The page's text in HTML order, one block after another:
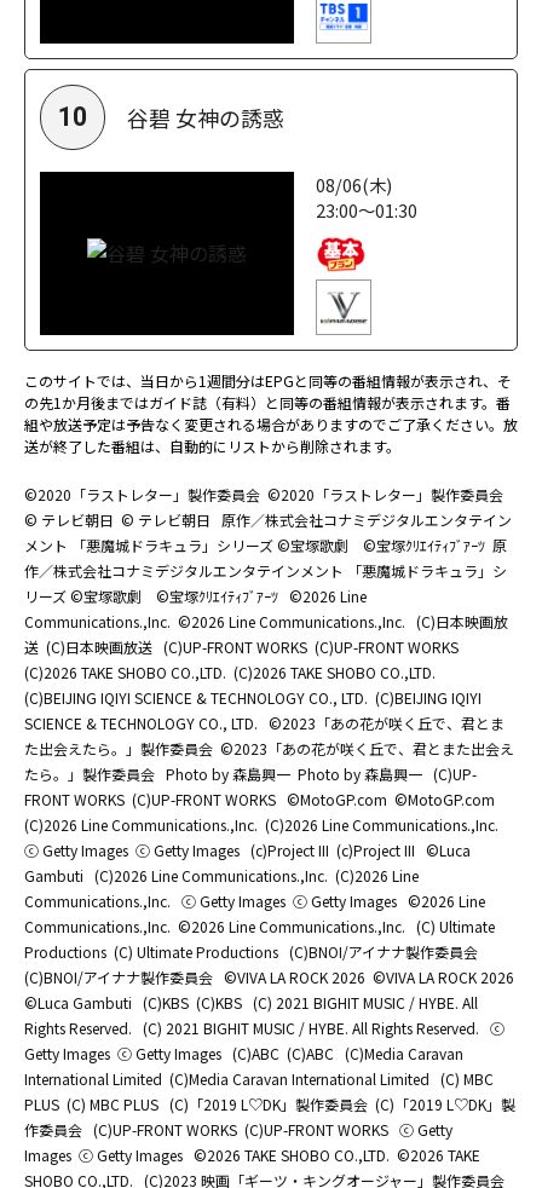
10 谷碧 女神の誘惑
08/06(木)
23:00～01:30
このサイトでは、当日から1週間分はEPGと同等の番組情報が表示され、そ
の先1か月後まではガイド誌（有料）と同等の番組情報が表示されます。番
組や放送予定は予告なく変更される場合がありますのでご了承ください。放
送が終了した番組は、自動的にリストから削除されます。
©2020「ラストレター」製作委員会 ©2020「ラストレター」製作委員会
© テレビ朝日 © テレビ朝日
原作／株式会社コナミデジタルエンタテイン
メント 「悪魔城ドラキュラ」シリーズ ©宝塚歌劇 ©宝塚ｸﾘｴｲﾃｨﾌﾞｱｰﾂ 原
作／株式会社コナミデジタルエンタテインメント 「悪魔城ドラキュラ」シ
リーズ ©宝塚歌劇 ©宝塚ｸﾘｴｲﾃｨﾌﾞｱｰﾂ ©2026 Line
Communications.,Inc. ©2026 Line Communications.,Inc. (C)日本映画放
送 (C)日本映画放送 (C)UP-FRONT WORKS (C)UP-FRONT WORKS
(C)2026 TAKE SHOBO CO.,LTD. (C)2026 TAKE SHOBO CO.,LTD.
(C)BEIJING IQIYI SCIENCE & TECHNOLOGY CO., LTD. (C)BEIJING IQIYI
SCIENCE & TECHNOLOGY CO., LTD. ©2023「あの花が咲く丘で、君とま
た出会えたら。」製作委員会 ©2023「あの花が咲く丘で、君とまた出会え
たら。」製作委員会 Photo by 森島興一 Photo by 森島興一 (C)UP-
FRONT WORKS (C)UP-FRONT WORKS ©MotoGP.com ©MotoGP.com
(C)2026 Line Communications.,Inc. (C)2026 Line Communications.,Inc.
ⓒ Getty Images ⓒ Getty Images (c)Project III (c)Project III ©Luca
Gambuti (C)2026 Line Communications.,Inc. (C)2026 Line
Communications.,Inc. ⓒ Getty Images ⓒ Getty Images ©2026 Line
Communications.,Inc. ©2026 Line Communications.,Inc. (C) Ultimate
Productions (C) Ultimate Productions (C)BNOI/アイナナ製作委員会
(C)BNOI/アイナナ製作委員会 ©️VIVA LA ROCK 2026 ©️VIVA LA ROCK 2026
©Luca Gambuti (C)KBS (C)KBS (C) 2021 BIGHIT MUSIC / HYBE. All
Rights Reserved. (C) 2021 BIGHIT MUSIC / HYBE. All Rights Reserved. ⓒ
Getty Images ⓒ Getty Images (C)ABC (C)ABC (C)Media Caravan
International Limited (C)Media Caravan International Limited (C) MBC
PLUS (C) MBC PLUS (C)「2019 L♡DK」製作委員会 (C)「2019 L♡DK」製
作委員会 (C)UP-FRONT WORKS (C)UP-FRONT WORKS ⓒ Getty
Images ⓒ Getty Images ©2026 TAKE SHOBO CO.,LTD. ©2026 TAKE
SHOBO CO.,LTD. (C)2023 映画「ギーツ・キングオージャー」製作委員会